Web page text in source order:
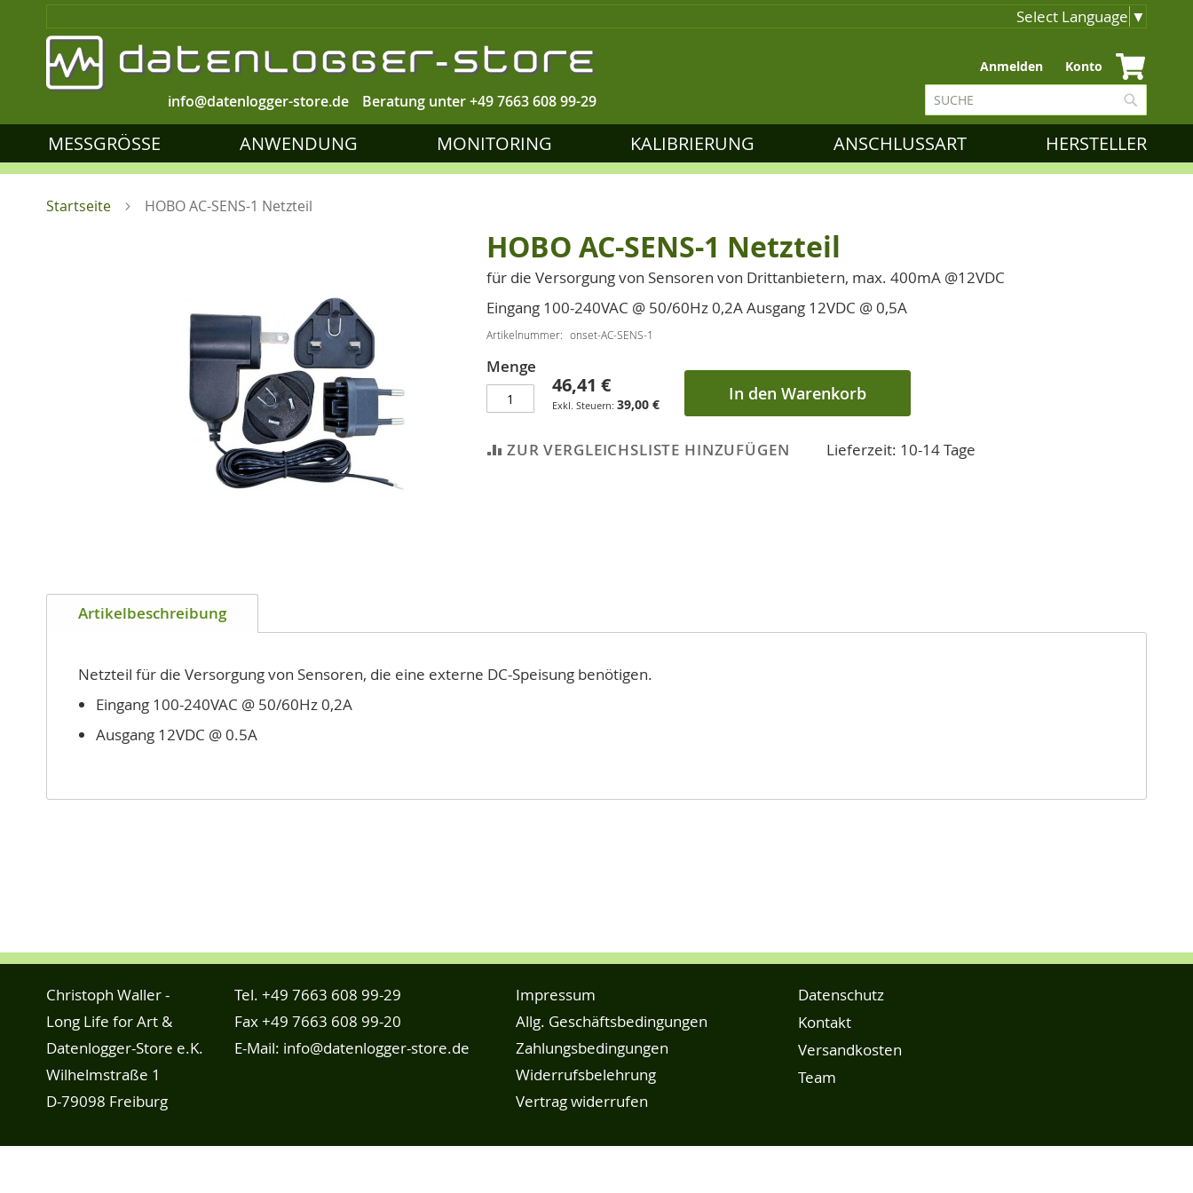
Select Language ▼
Beratung unter+49 7663 608 99-29
info@datenlogger-store.de
Zum
Inhalt
springen
Anmelden Konto
Suche
MESSGRÖSSE ANWENDUNG MONITORING KALIBRIERUNG ANSCHLUSSART HERSTELLER
Startseite HOBO AC-SENS-1 Netzteil
Anfang
springen
HOBO AC-SENS-1 Netzteil
für die Versorgung von Sensoren von Drittanbietern, max. 400mA @12VDC
Eingang 100-240VAC @ 50/60Hz 0,2A Ausgang 12VDC @ 0,5A
Artikelnummer onset-AC-SENS-1
Menge
46,41 €
39,00 € In den Warenkorb
ZUR VERGLEICHSLISTE HINZUFÜGEN Lieferzeit: 10-14 Tage
Artikelbeschreibung
Netzteil für die Versorgung von Sensoren, die eine externe DC-Speisung benötigen.
Eingang 100-240VAC @ 50/60Hz 0,2A
Ausgang 12VDC @ 0.5A
Christoph Waller -
Long Life for Art &
Datenlogger-Store e.K.
Wilhelmstraße 1
D-79098 Freiburg
Tel. +49 7663 608 99-29
Fax +49 7663 608 99-20
E-Mail: info@datenlogger-store.de
Impressum
Allg. Geschäftsbedingungen
Zahlungsbedingungen
Widerrufsbelehrung
Vertrag widerrufen
Datenschutz
Kontakt
Versandkosten
Team